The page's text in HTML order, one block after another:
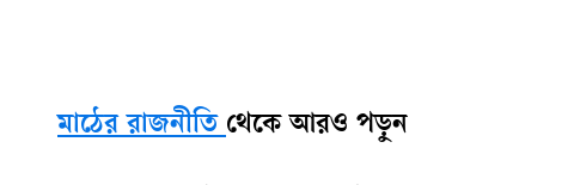
মাঠের রাজনীতি থেকে আরও পড়ুন